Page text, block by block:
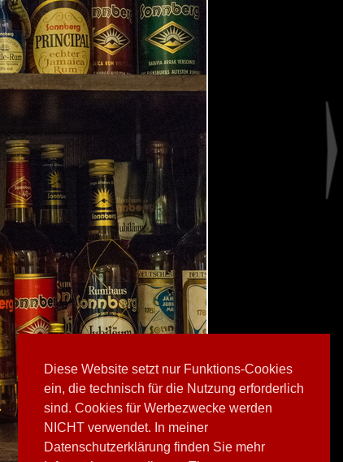
Diese Website setzt nur Funktions-Cookies
ein, die technisch für die Nutzung erforderlich
sind. Cookies für Werbezwecke werden
NICHT verwendet. In meiner
Datenschutzerklärung finden Sie mehr